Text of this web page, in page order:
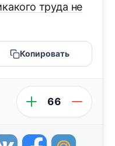
труда не
Копировать
66